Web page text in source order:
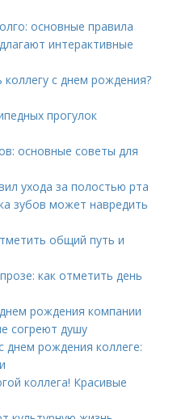
основные правила
интерактивные
коллегу с днем рождения?
прогулок
основные советы для
ухода за полостью рта
зубов может навредить
общий путь и
как отметить день
рождения компании
согреют душу
днем рождения коллеге:
коллега! Красивые